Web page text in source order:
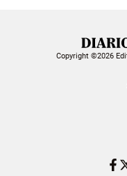
Copyright ©2026